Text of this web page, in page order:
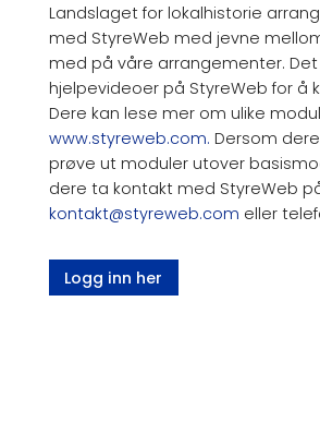
Landslaget for lokalhistorie
med StyreWeb med jevne
med på våre arrangementer.
hjelpevideoer på StyreWeb for å
Dere kan lese mer om ulike
www.styreweb.com. Dersom
prøve ut moduler utover
dere ta kontakt med StyreWeb
kontakt@styreweb.com eller
Logg inn her